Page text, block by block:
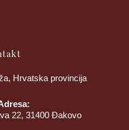
Hrvatska provincija
22, 31400 Đakovo